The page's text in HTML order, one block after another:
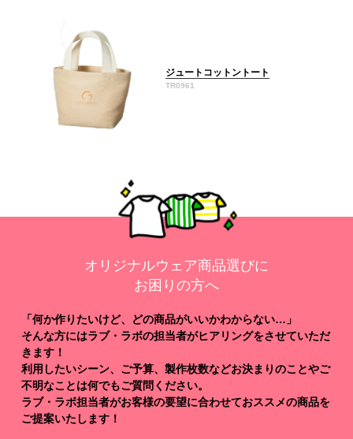
ジュートコットントート
TR0961
オリジナルウェア商品選びに
お困りの方へ
「何か作りたいけど、どの商品がいいかわからない…」
そんな方にはラブ・ラボの担当者がヒアリングをさせていただ
きます！
利用したいシーン、ご予算、製作枚数などお決まりのことやご
不明なことは何でもご質問ください。
ラブ・ラボ担当者がお客様の要望に合わせておススメの商品を
ご提案いたします！